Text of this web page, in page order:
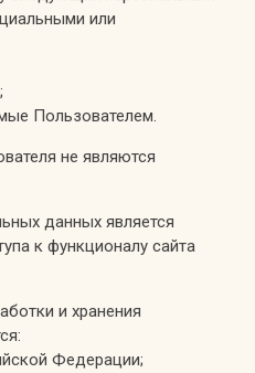
или
Пользователем.
не являются
данных является
к функционалу сайта
и хранения
Федерации;